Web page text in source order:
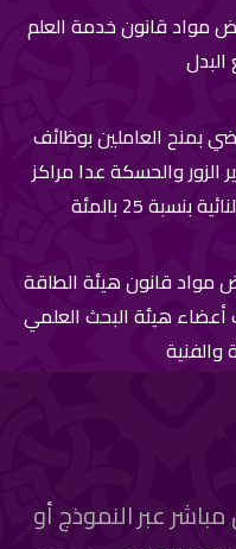
بعض مواد قانون خدمة العلم
القاضي بمنح العاملين بوظائف
الزور والحسكة عدا مراكز
25 بالمئة
بعض مواد قانون هيئة الطاقة
أعضاء هيئة البحث العلمي
والفنية
عبر النموذج أو